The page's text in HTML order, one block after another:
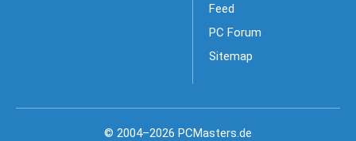
Feed
PC Forum
Sitemap
© 2004–2026 PCMasters.de